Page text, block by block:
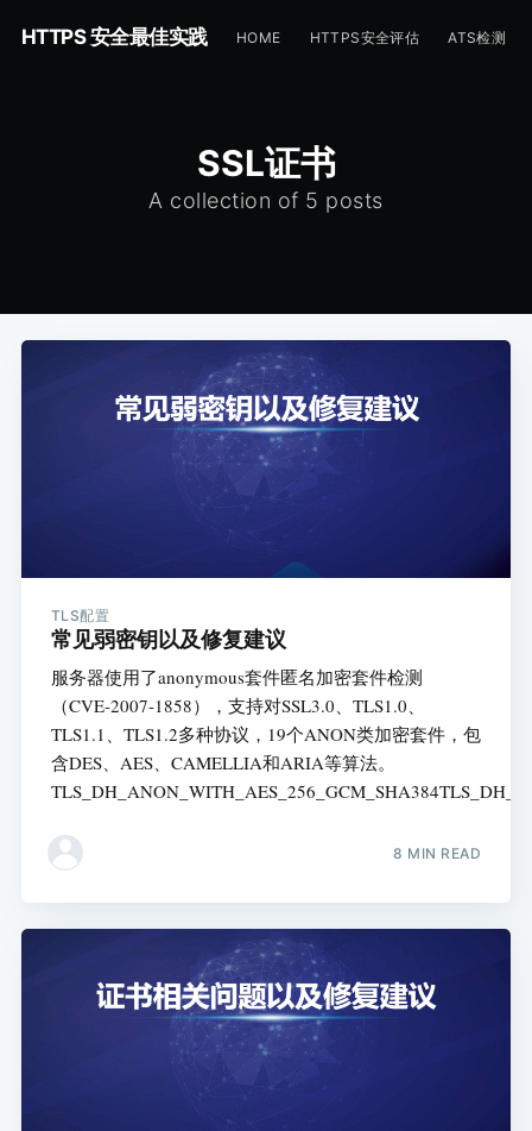
HTTPS 安全最佳实践 HOME HTTPS安全评估 ATS检测
SSL证书
A collection of 5 posts
TLS配置
常见弱密钥以及修复建议
服务器使用了anonymous套件匿名加密套件检测
（CVE-2007-1858），支持对SSL3.0、TLS1.0、
TLS1.1、TLS1.2多种协议，19个ANON类加密套件，包
含DES、AES、CAMELLIA和ARIA等算法。
8 MIN READ